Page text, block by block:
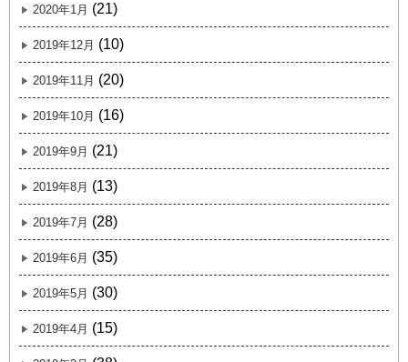
2020年1月 (21)
2019年12月 (10)
2019年11月 (20)
2019年10月 (16)
2019年9月 (21)
2019年8月 (13)
2019年7月 (28)
2019年6月 (35)
2019年5月 (30)
2019年4月 (15)